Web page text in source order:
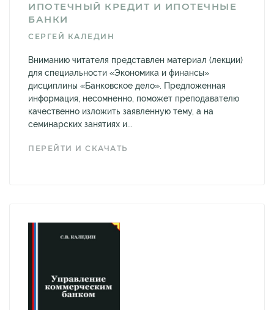
ИПОТЕЧНЫЙ КРЕДИТ И ИПОТЕЧНЫЕ
БАНКИ
СЕРГЕЙ КАЛЕДИН
Вниманию читателя представлен материал (лекции)
для специальности «Экономика и финансы»
дисциплины «Банковское дело». Предложенная
информация, несомненно, поможет преподавателю
качественно изложить заявленную тему, а на
семинарских занятиях и...
ПЕРЕЙТИ И СКАЧАТЬ